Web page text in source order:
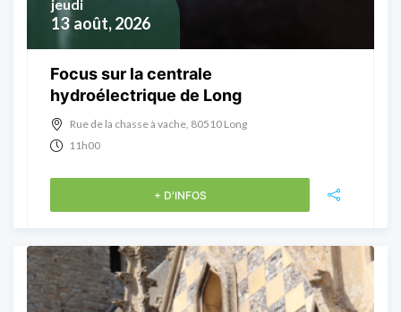
13 août, 2026
jeudi
Focus sur la centrale
hydroélectrique de Long
Rue de la chasse à vache, 80510 Long
11h00
+ D'INFOS